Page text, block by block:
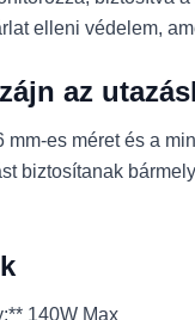
elleni védelem,
az
mm-es méret és a
biztosítanak
140W Max